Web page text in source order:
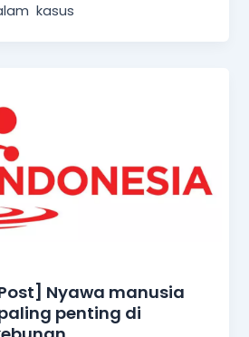
kasus
Nyawa manusia
penting di